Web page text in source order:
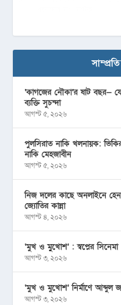
‘কাগজের নৌকা’র ষাট বছর—
ব্যক্তি সুচন্দা
আগস্ট ৫, ২০২৬
পুলসিরাত নাকি খলনায়ক:
নাকি মেহজাবীন
আগস্ট ৫, ২০২৬
নিজ দলের কাছে অনলাইনে
জ্যোতির কান্না
আগস্ট ৪, ২০২৬
‘মুখ ও মু্খোশ’ : স্বপ্নের সিনেমা
আগস্ট ৩, ২০২৬
‘মুখ ও মুখোশ’ নির্মাণে আব্দুল
আগস্ট ৩, ২০২৬